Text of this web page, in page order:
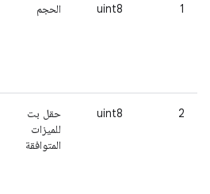
1
uint8 الحجم
2
uint8
حقل بت
للميزات
المتوافقة